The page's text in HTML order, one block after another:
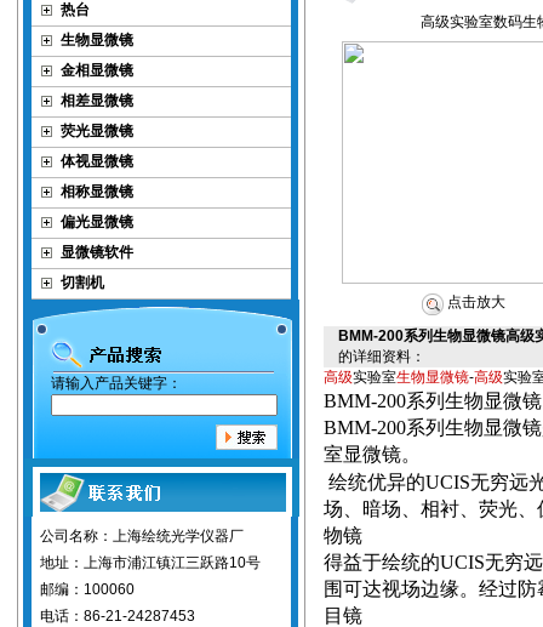
热台
生物显微镜
金相显微镜
相差显微镜
荧光显微镜
体视显微镜
相称显微镜
偏光显微镜
显微镜软件
切割机
请输入产品关键字：
公司名称：上海绘统光学仪器厂
地址：上海市浦江镇江三跃路10号
邮编：100060
电话：86-21-24287453
高级实验室数码生
点击放大
BMM-200系列生物显微镜高级
的详细资料：
高级实验室生物显微镜-高级实验
BMM-200系列生物显微镜
BMM-200系列生物显微
室显微镜。
绘统优异的UCIS无穷远
场、暗场、相衬、荧光
物镜
得益于绘统的UCIS无穷
围可达视场边缘。经过防
目镜